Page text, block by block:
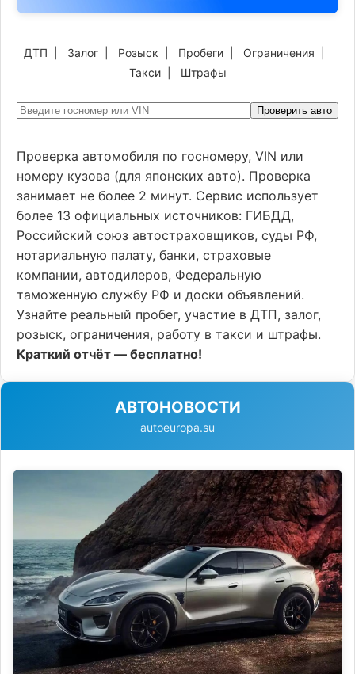
ДТП Залог Розыск Пробеги Ограничения
Такси| Штрафы
Проверить авто
Проверка автомобиля по госномеру, VIN или
номеру кузова (для японских авто). Проверка
занимает не более 2 минут. Сервис использует
более 13 официальных источников: ГИБДД,
Российский союз автостраховщиков, суды РФ,
нотариальную палату, банки, страховые
компании, автодилеров, Федеральную
таможенную службу РФ и доски объявлений.
Узнайте реальный пробег, участие в ДТП, залог,
розыск, ограничения, работу в такси и штрафы.
Краткий отчёт — бесплатно!
АВТОНОВОСТИ
autoeuropa.su